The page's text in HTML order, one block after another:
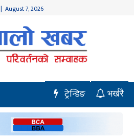
| August 7, 2026
भर्खरै
ट्रेन्डिङ